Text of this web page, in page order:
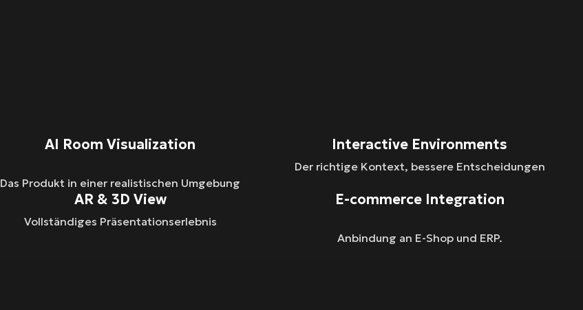
AI Room Visualization
Das Produkt in einer realistischen Umgebung
Interactive Environments
Der richtige Kontext, bessere Entscheidungen
AR & 3D View
Vollständiges Präsentationserlebnis
E-commerce Integration
Anbindung an E-Shop und ERP.